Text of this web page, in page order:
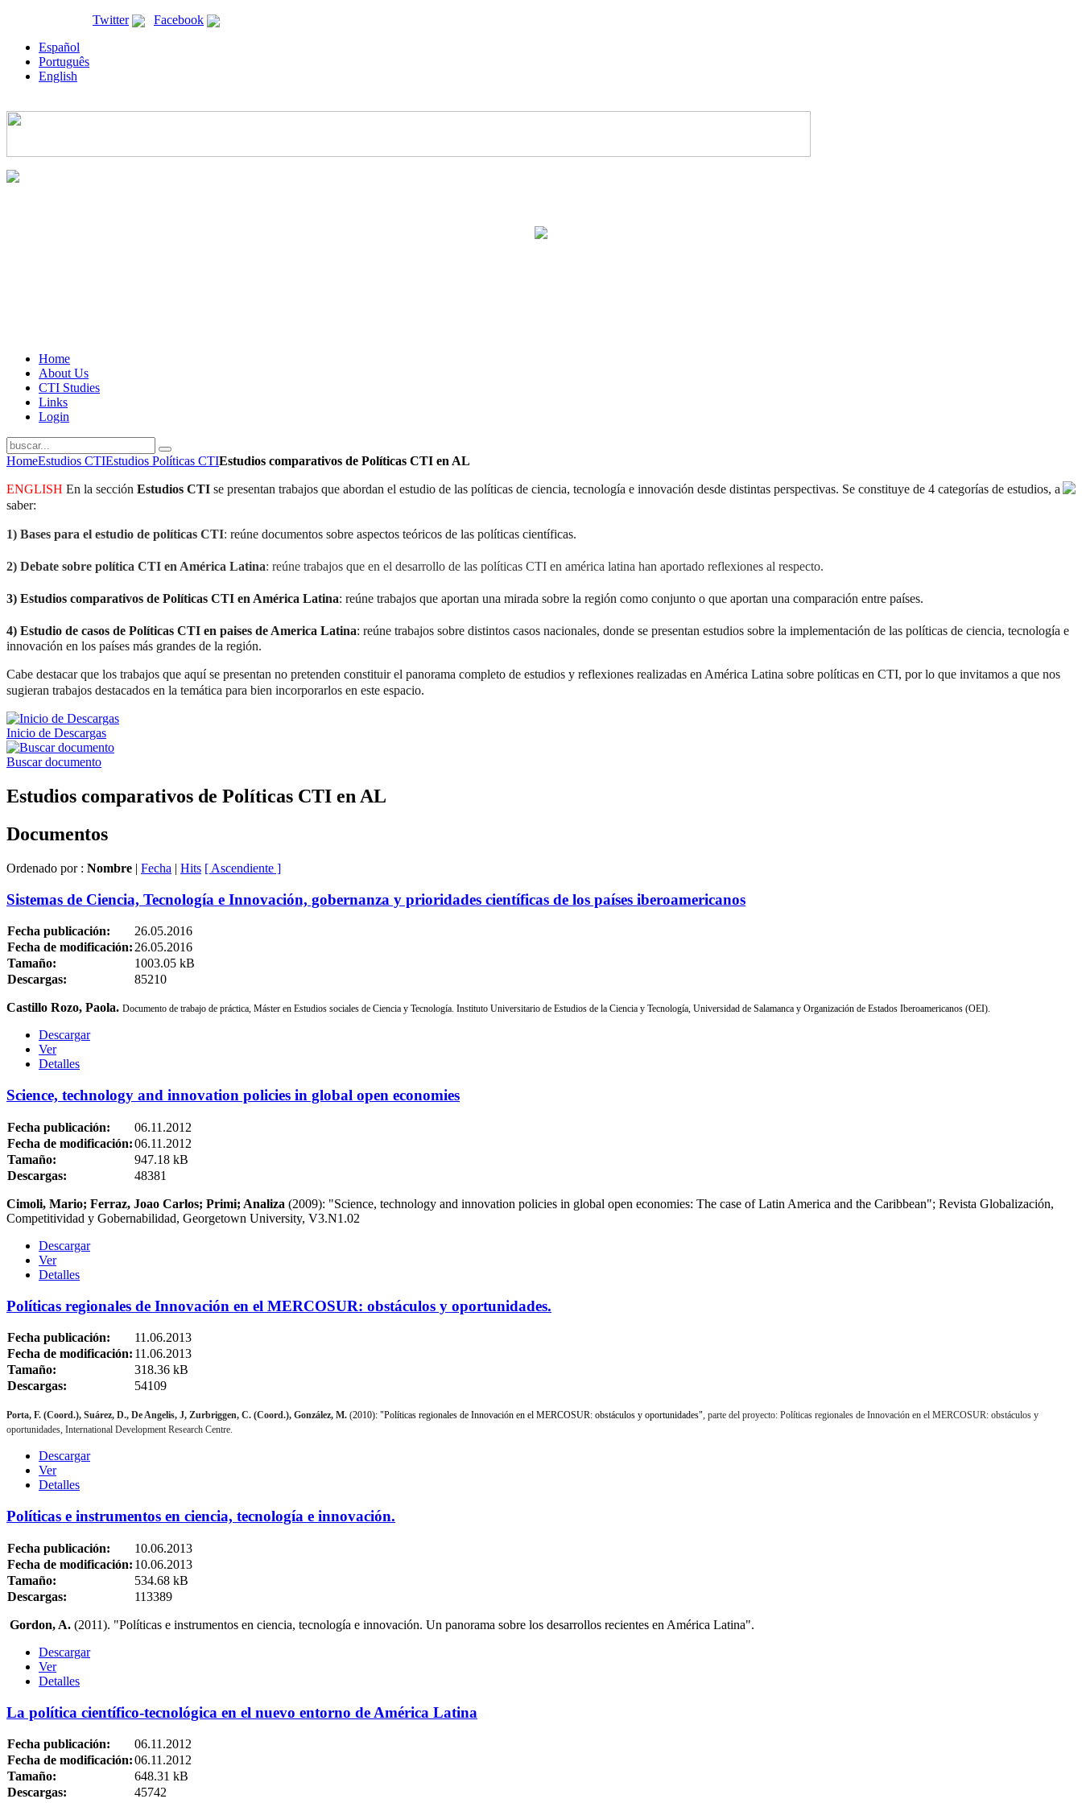
Twitter Facebook
Español
Português
English
Home
About Us
CTI Studies
Links
Login
HomeEstudios CTIEstudios Políticas CTIEstudios comparativos de Políticas CTI en AL
ENGLISH En la sección Estudios CTI se presentan trabajos que abordan el estudio de las políticas de ciencia, tecnología e innovación desde distintas perspectivas. Se constituye de 4 categorías de estudios, a
saber:
1) Bases para el estudio de políticas CTI: reúne documentos sobre aspectos teóricos de las políticas científicas.
2) Debate sobre política CTI en América Latina: reúne trabajos que en el desarrollo de las políticas CTI en américa latina han aportado reflexiones al respecto.
3) Estudios comparativos de Políticas CTI en América Latina: reúne trabajos que aportan una mirada sobre la región como conjunto o que aportan una comparación entre países.
4) Estudio de casos de Políticas CTI en paises de America Latina: reúne trabajos sobre distintos casos nacionales, donde se presentan estudios sobre la implementación de las políticas de ciencia, tecnología e
innovación en los países más grandes de la región.
Cabe destacar que los trabajos que aquí se presentan no pretenden constituir el panorama completo de estudios y reflexiones realizadas en América Latina sobre políticas en CTI, por lo que invitamos a que nos
sugieran trabajos destacados en la temática para bien incorporarlos en este espacio.
Inicio de Descargas
Buscar documento
Estudios comparativos de Políticas CTI en AL
Documentos
Ordenado por : Nombre | Fecha | Hits [ Ascendiente ]
Sistemas de Ciencia, Tecnología e Innovación, gobernanza y prioridades científicas de los países iberoamericanos
Fecha publicación:
26.05.2016
Fecha de modificación:26.05.2016
Tamaño:
1003.05 kB
Descargas:
85210
Castillo Rozo, Paola. Documento de trabajo de práctica, Máster en Estudios sociales de Ciencia y Tecnología. Instituto Universitario de Estudios de la Ciencia y Tecnología, Universidad de Salamanca y Organización de Estados Iberoamericanos (OEI).
Descargar
Ver
Detalles
Science, technology and innovation policies in global open economies
Fecha publicación:
06.11.2012
Fecha de modificación:06.11.2012
Tamaño:
947.18 kB
Descargas:
48381
Cimoli, Mario; Ferraz, Joao Carlos; Primi; Analiza (2009): "Science, technology and innovation policies in global open economies: The case of Latin America and the Caribbean"; Revista Globalización,
Competitividad y Gobernabilidad, Georgetown University, V3.N1.02
Descargar
Ver
Detalles
Políticas regionales de Innovación en el MERCOSUR: obstáculos y oportunidades.
Fecha publicación:
11.06.2013
Fecha de modificación: 11.06.2013
Tamaño:
318.36 kB
Descargas:
54109
Porta, F. (Coord.), Suárez, D., De Angelis, J, Zurbriggen, C. (Coord.), González, M. (2010): "Políticas regionales de Innovación en el MERCOSUR: obstáculos y oportunidades", parte del proyecto: Políticas regionales de Innovación en el MERCOSUR: obstáculos y
oportunidades, International Development Research Centre.
Descargar
Ver
Detalles
Políticas e instrumentos en ciencia, tecnología e innovación.
Fecha publicación:
10.06.2013
Fecha de modificación: 10.06.2013
Tamaño:
534.68 kB
Descargas:
113389
Gordon, A. (2011). "Políticas e instrumentos en ciencia, tecnología e innovación. Un panorama sobre los desarrollos recientes en América Latina".
Descargar
Ver
Detalles
La política científico-tecnológica en el nuevo entorno de América Latina
Fecha publicación:
06.11.2012
Fecha de modificación:06.11.2012
Tamaño:
648.31 kB
Descargas:
45742